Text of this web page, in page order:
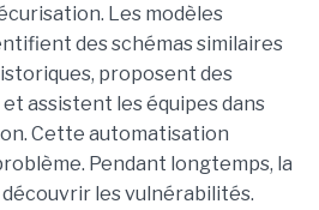
Les modèles
des schémas similaires
proposent des
assistent les équipes dans
Cette automatisation
Pendant longtemps, la
les vulnérabilités.